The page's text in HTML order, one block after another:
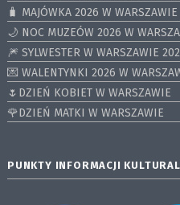
🧳 MAJÓWKA 2026 W WARSZAWIE
🌙 NOC MUZEÓW 2026 W
🎆 SYLWESTER W WARSZAWIE
💌 WALENTYNKI 2026 W
🌷DZIEŃ KOBIET W WARSZAWIE
🌹DZIEŃ MATKI W WARSZAWIE
PUNKTY INFORMACJI